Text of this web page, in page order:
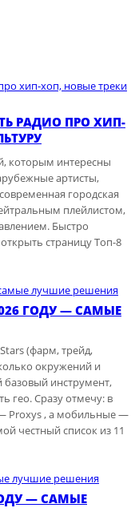
РАДИО ПРО ХИП-
которым интересны
артисты,
городская
плейлистом,
Быстро
страницу Топ-8
ГОДУ — САМЫЕ
(фарм, трейд,
окружений и
инструмент,
гео. Сразу отмечу: в
Proxys , а мобильные —
честный список из 11
— САМЫЕ